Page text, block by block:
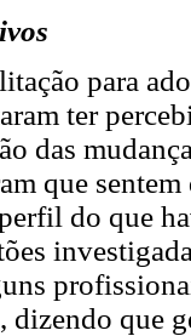
para
ter
das
que
do que
dizendo que